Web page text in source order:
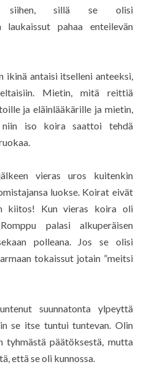
siihen, sillä se olisi
laukaissut pahaa enteilevän
ikinä antaisi itselleni anteeksi,
Mietin, mitä reittiä
ja eläinlääkärille ja mietin,
niin iso koira saattoi tehdä
vieras uros kuitenkin
luokse. Koirat eivät
kiitos! Kun vieras koira oli
palasi alkuperäisen
polleana. Jos se olisi
tokaissut jotain ”meitsi
suunnatonta ylpeyttä
se itse tuntui tuntevan. Olin
tyhmästä päätöksestä, mutta
että se oli kunnossa.